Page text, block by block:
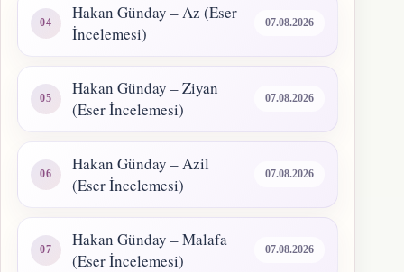
Hakan Günday – Az (Eser
İncelemesi)
07.08.2026
Hakan Günday – Ziyan
(Eser İncelemesi)
07.08.2026
Hakan Günday – Azil
(Eser İncelemesi)
07.08.2026
Hakan Günday – Malafa
(Eser İncelemesi)
07.08.2026